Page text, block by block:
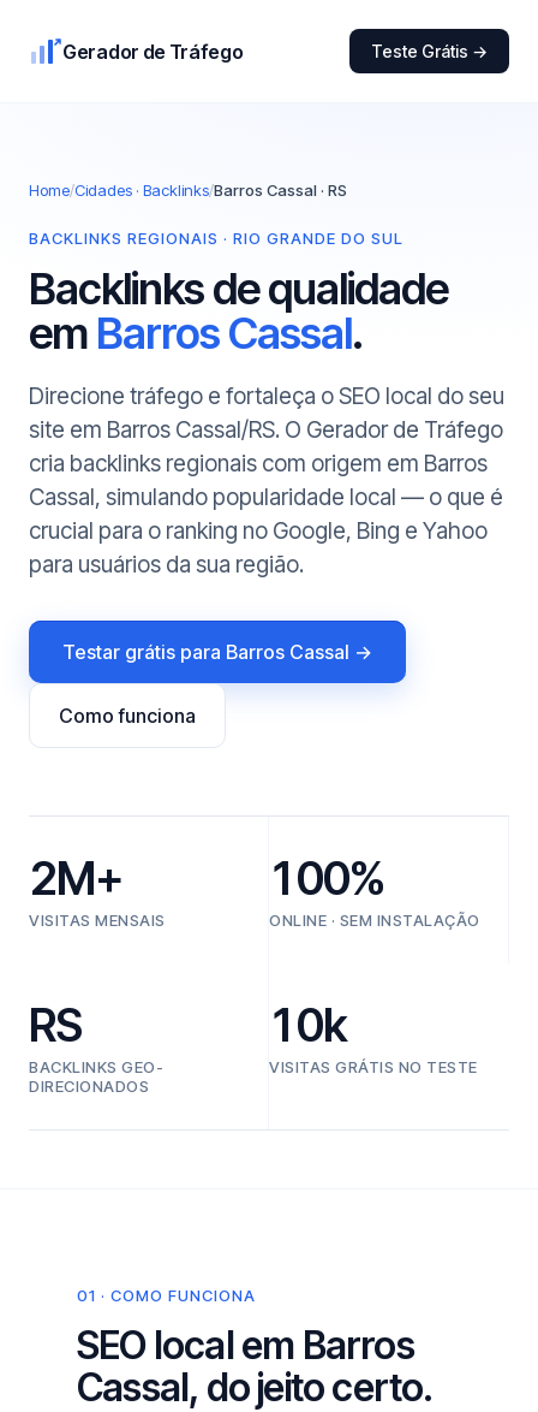
Gerador de Tráfego Teste Grátis →
Home/Cidades · Backlinks/Barros Cassal · RS
BACKLINKS REGIONAIS · RIO GRANDE DO SUL
Backlinks de qualidade
em Barros Cassal.
Direcione tráfego e fortaleça o SEO local do seu
site em Barros Cassal/RS. O Gerador de Tráfego
cria backlinks regionais com origem em Barros
Cassal, simulando popularidade local — o que é
crucial para o ranking no Google, Bing e Yahoo
para usuários da sua região.
Testar grátis para Barros Cassal →
Como funciona
2M+
VISITAS MENSAIS
100%
ONLINE · SEM INSTALAÇÃO
RS
BACKLINKS GEO-
DIRECIONADOS
10k
VISITAS GRÁTIS NO TESTE
01 · COMO FUNCIONA
SEO local em Barros
Cassal, do jeito certo.